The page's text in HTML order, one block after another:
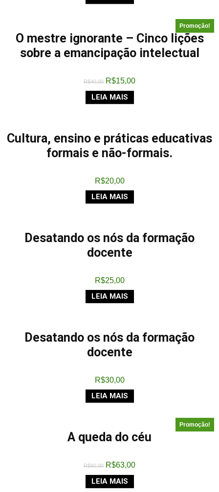
Promoção!
O mestre ignorante – Cinco lições
sobre a emancipação intelectual
R$40,00 R$15,00
LEIA MAIS
Cultura, ensino e práticas educativas
formais e não-formais.
R$20,00
LEIA MAIS
Desatando os nós da formação
docente
R$25,00
LEIA MAIS
Desatando os nós da formação
docente
R$30,00
LEIA MAIS
Promoção!
A queda do céu
R$90,00 R$63,00
LEIA MAIS